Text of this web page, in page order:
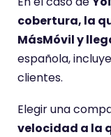
cobertura, la
MásMóvil y
española,
clientes.
Elegir una
velocidad a la